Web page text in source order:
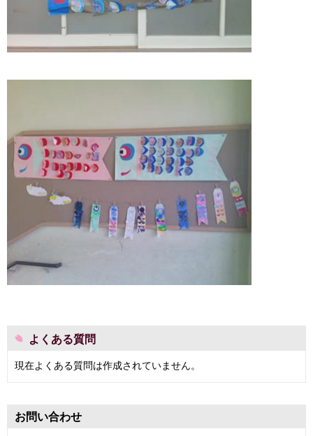
よくある質問
現在よくある質問は作成されていません。
お問い合わせ